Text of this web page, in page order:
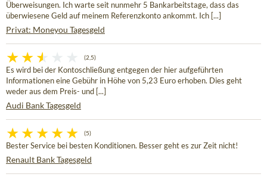
Überweisungen. Ich warte seit nunmehr 5 Bankarbeitstage, dass das
überwiesene Geld auf meinem Referenzkonto ankommt. Ich [...]
Privat: Moneyou Tagesgeld
(2,5)
Es wird bei der Kontoschließung entgegen der hier aufgeführten
Informationen eine Gebühr in Höhe von 5,23 Euro erhoben. Dies geht
weder aus dem Preis- und [...]
Audi Bank Tagesgeld
(5)
Bester Service bei besten Konditionen. Besser geht es zur Zeit nicht!
Renault Bank Tagesgeld